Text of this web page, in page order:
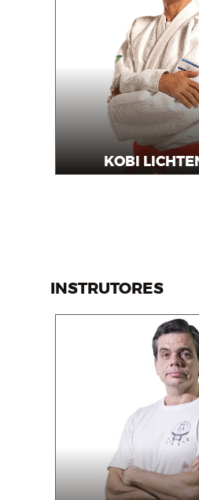
KOBI
Grão
INSTRUTORES